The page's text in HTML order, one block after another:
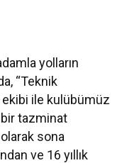
yolların
“Teknik
ile kulübümüz
tazminat
olarak sona
ve 16 yıllık